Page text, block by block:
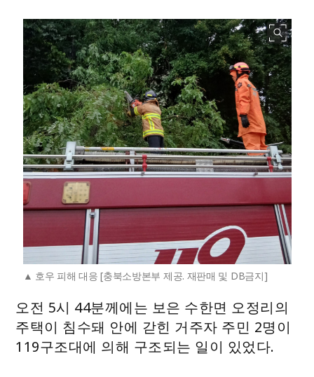
호우 피해 대응 [충북소방본부 제공. 재판매 및 DB금지]
오전 5시 44분께에는 보은 수한면 오정리의
주택이 침수돼 안에 갇힌 거주자 주민 2명이
119구조대에 의해 구조되는 일이 있었다.